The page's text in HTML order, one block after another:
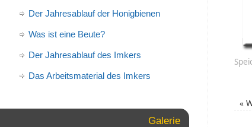
«
Der Jahresablauf der Honigbienen
Was ist eine Beute?
Der Jahresablauf des Imkers
Das Arbeitsmaterial des Imkers
Galerie